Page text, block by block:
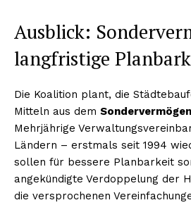
Ausblick:
langfristige
Die Koalition plant, die
Mitteln aus dem Sondervermögen
Mehrjährige
Ländern – erstmals seit 1994
sollen für bessere Planbarkeit
angekündigte Verdoppelung der
die versprochenen